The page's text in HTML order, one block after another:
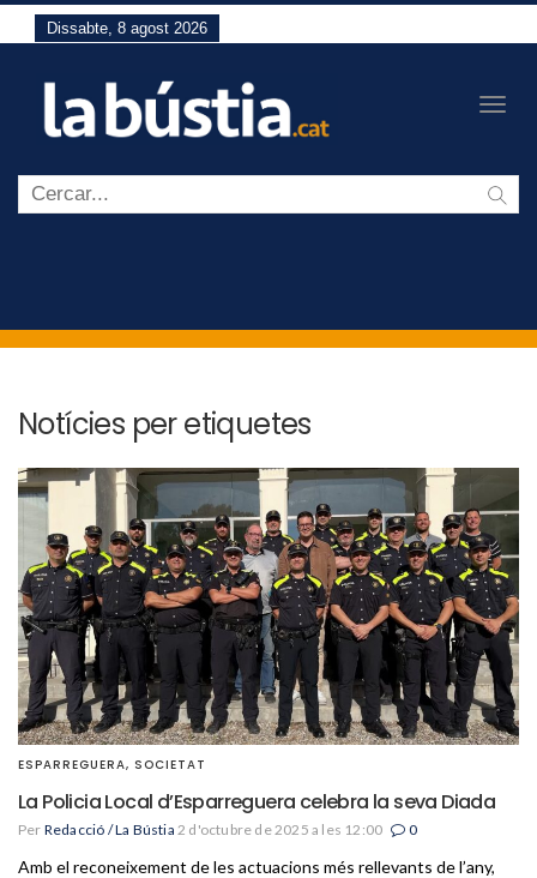
Dissabte, 8 agost 2026
Notícies per etiquetes
ESPARREGUERA, SOCIETAT
La Policia Local d’Esparreguera celebra la seva Diada
Per Redacció / La Bústia 2 d'octubre de 2025 a les 12:00 0
Amb el reconeixement de les actuacions més rellevants de l’any,